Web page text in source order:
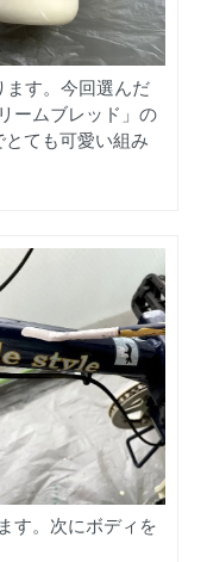
ます。今回選んだ
ームブレッド」の
ても可愛い組み
す。次にボディを